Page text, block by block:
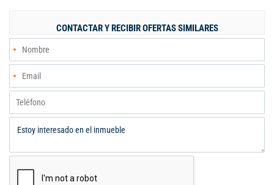
hacerlo tuyo! Código interno: 121251
CONTACTAR Y RECIBIR OFERTAS SIMILARES